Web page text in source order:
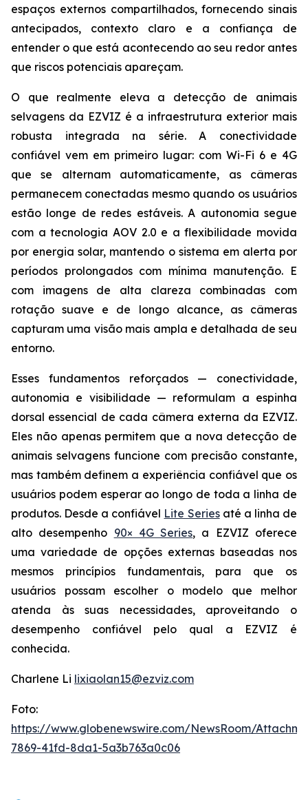
espaços externos compartilhados, fornecendo sinais
antecipados, contexto claro e a confiança de
entender o que está acontecendo ao seu redor antes
que riscos potenciais apareçam.
O que realmente eleva a detecção de animais
selvagens da EZVIZ é a infraestrutura exterior mais
robusta integrada na série. A conectividade
confiável vem em primeiro lugar: com Wi-Fi 6 e 4G
que se alternam automaticamente, as câmeras
permanecem conectadas mesmo quando os usuários
estão longe de redes estáveis. A autonomia segue
com a tecnologia AOV 2.0 e a flexibilidade movida
por energia solar, mantendo o sistema em alerta por
períodos prolongados com mínima manutenção. E
com imagens de alta clareza combinadas com
rotação suave e de longo alcance, as câmeras
capturam uma visão mais ampla e detalhada de seu
entorno.
Esses fundamentos reforçados — conectividade,
autonomia e visibilidade — reformulam a espinha
dorsal essencial de cada câmera externa da EZVIZ.
Eles não apenas permitem que a nova detecção de
animais selvagens funcione com precisão constante,
mas também definem a experiência confiável que os
usuários podem esperar ao longo de toda a linha de
produtos. Desde a confiável Lite Seriesaté a linha de
alto desempenho 90× 4G Series, a EZVIZ oferece
uma variedade de opções externas baseadas nos
mesmos princípios fundamentais, para que os
usuários possam escolher o modelo que melhor
atenda às suas necessidades, aproveitando o
desempenho confiável pelo qual a EZVIZ é
conhecida.
Charlene Li lixiaolan15@ezviz.com
Foto:
https://www.globenewswire.com/NewsRoom/
7869-41fd-8da1-5a3b763a0c06